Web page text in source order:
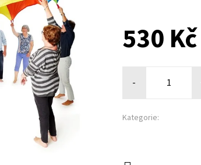
530 Kč
-
Kategorie: